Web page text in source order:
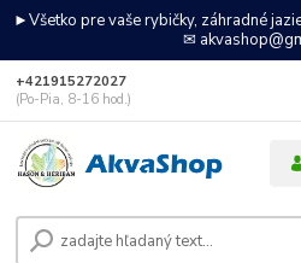
►Všetko pre vaše rybičky, záhradné
✉
+421915272027
(Po-Pia, 8-16 hod.)